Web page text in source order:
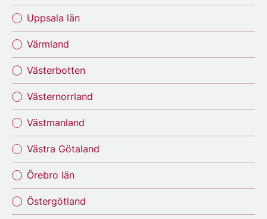
Uppsala län
Värmland
Västerbotten
Västernorrland
Västmanland
Västra Götaland
Örebro län
Östergötland